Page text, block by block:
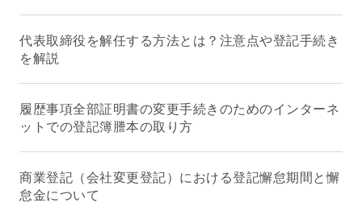
代表取締役を解任する方法とは？注意点や登記手続き
を解説
履歴事項全部証明書の変更手続きのためのインターネ
ットでの登記簿謄本の取り方
商業登記（会社変更登記）における登記懈怠期間と懈
怠金について